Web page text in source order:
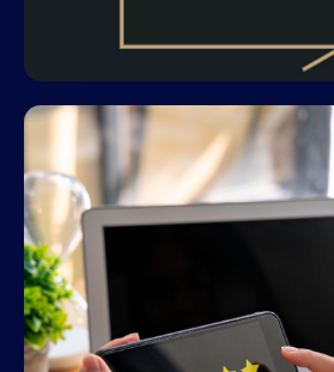
GUIDES PRATIQUES